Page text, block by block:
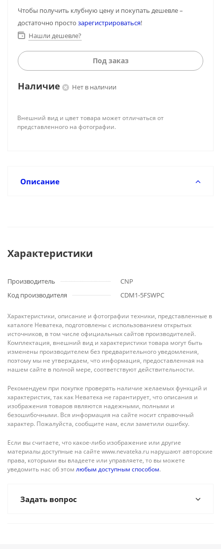
Чтобы получить клубную цену и покупать дешевле –
достаточно просто зарегистрироваться!
Нашли дешевле?
Под заказ
Наличие Нет в наличии
Внешний вид и цвет товара может отличаться от
представленного на фотографии.
Описание
Характеристики
Производитель
CNP
Код производителя
CDM1-5FSWPC
Характеристики, описание и фотографии техники, представленные в
каталоге Неватека, подготовлены с использованием открытых
источников, в том числе официальных сайтов производителей.
Комплектация, внешний вид и характеристики товара могут быть
изменены производителем без предварительного уведомления,
поэтому мы не утверждаем, что информация, предоставленная на
нашем сайте в полной мере, соответствуют действительности.
Рекомендуем при покупке проверять наличие желаемых функций и
характеристик, так как Неватека не гарантирует, что описания и
изображения товаров являются надежными, полными и
безошибочными. Вся информация на сайте носит справочный
характер. Пожалуйста, сообщите нам, если заметили ошибку.
Если вы считаете, что какое-либо изображение или другие
материалы доступные на сайте www.nevateka.ru нарушают авторские
права, которыми вы владеете или управляете, то вы можете
уведомить нас об этом любым доступным способом.
Задать вопрос